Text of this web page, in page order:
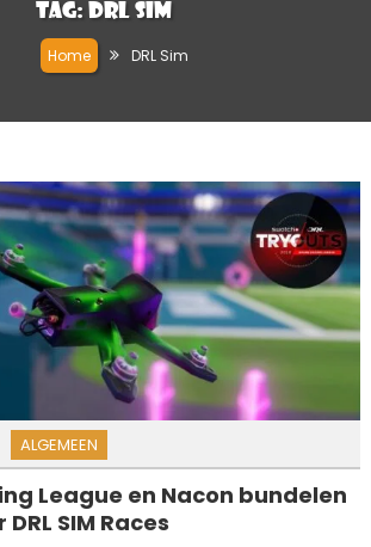
Tag: DRL Sim
Home DRL Sim
ALGEMEEN
League en Nacon bundelen
SIM Races